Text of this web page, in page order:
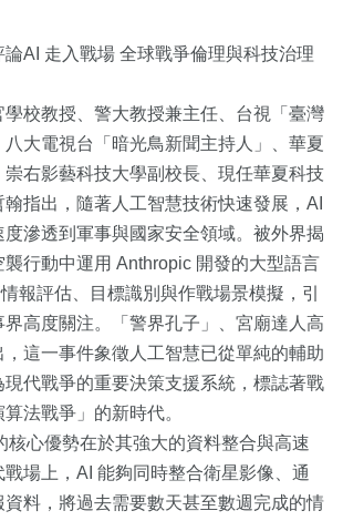
AI 走入戰場 全球戰爭倫理與科技治理
校教授、警大教授兼主任、台視「臺灣
大電視台「暗光鳥新聞主持人」、華夏
右影藝科技大學副校長、現任華夏科技
指出，隨著人工智慧技術快速發展，AI
滲透到軍事與國家安全領域。被外界揭
行動中運用 Anthropic 開發的大型語言
報評估、目標識別與作戰場景模擬，引
高度關注。「警界孔子」、宮廟達人高
這一事件象徵人工智慧已從單純的輔助
現代戰爭的重要決策支援系統，標誌著戰
法戰爭」的新時代。
核心優勢在於其強大的資料整合與高速
場上，AI 能夠同時整合衛星影像、通
料，將過去需要數天甚至數週完成的情